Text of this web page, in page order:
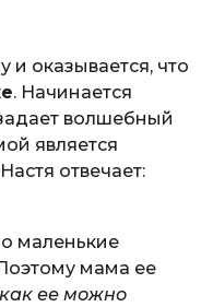
и оказывается, что
. Начинается
волшебный
является
отвечает:
маленькие
мама ее
ее можно